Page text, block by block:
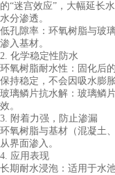
的“迷宫效应”，大幅延长
水分渗透。
低孔隙率：环氧树脂与玻
渗入基材。
2. 化学稳定性防水
环氧树脂耐水性：固化后
保持稳定，不会因吸水膨胀
玻璃鳞片抗水解：玻璃鳞
效。
3. 附着力强，防止渗漏
环氧树脂与基材（混凝土
从界面渗入。
4. 应用表现
长期耐水浸泡：适用于水